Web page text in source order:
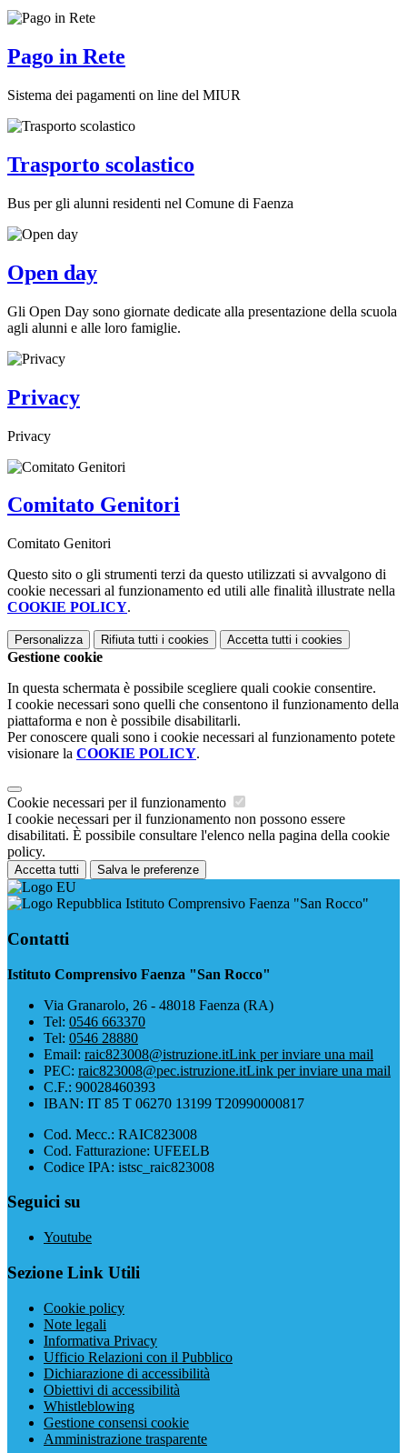
Pago in Rete
Sistema dei pagamenti on line del MIUR
Trasporto scolastico
Bus per gli alunni residenti nel Comune di Faenza
Open day
Gli Open Day sono giornate dedicate alla presentazione della scuola
agli alunni e alle loro famiglie.
Privacy
Privacy
Comitato Genitori
Comitato Genitori
Questo sito o gli strumenti terzi da questo utilizzati si avvalgono di
cookie necessari al funzionamento ed utili alle finalità illustrate nella
COOKIE POLICY.
Personalizza Rifiuta tutti i cookies Accetta tutti i cookies
Gestione cookie
In questa schermata è possibile scegliere quali cookie consentire.
I cookie necessari sono quelli che consentono il funzionamento della
piattaforma e non è possibile disabilitarli.
Per conoscere quali sono i cookie necessari al funzionamento potete
visionare la COOKIE POLICY.
Cookie necessari per il funzionamento
I cookie necessari per il funzionamento non possono essere
disabilitati. È possibile consultare l'elenco nella pagina della cookie
policy.
Accetta tutti Salva le preferenze
Istituto Comprensivo Faenza "San Rocco"
Contatti
Istituto Comprensivo Faenza "San Rocco"
Via Granarolo, 26 - 48018 Faenza (RA)
Tel: 0546 663370
Tel: 0546 28880
Email: raic823008@istruzione.itLink per inviare una mail
PEC: raic823008@pec.istruzione.itLink per inviare una mail
C.F.: 90028460393
IBAN: IT 85 T 06270 13199 T20990000817
Cod. Mecc.: RAIC823008
Cod. Fatturazione: UFEELB
Codice IPA: istsc_raic823008
Seguici su
Youtube
Sezione Link Utili
Cookie policy
Note legali
Informativa Privacy
Ufficio Relazioni con il Pubblico
Dichiarazione di accessibilità
Obiettivi di accessibilità
Whistleblowing
Gestione consensi cookie
Amministrazione trasparente